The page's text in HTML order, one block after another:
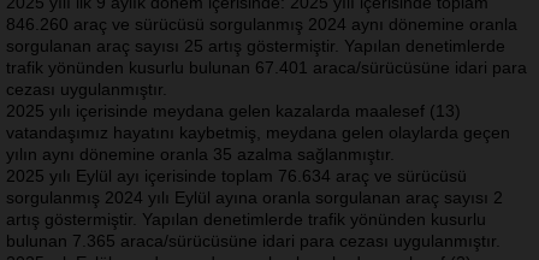
846.260 araç ve sürücüsü sorgulanmış 2024 aynı dönemine oranla
sorgulanan araç sayısı 25 artış göstermiştir. Yapılan denetimlerde
trafik yönünden kusurlu bulunan 67.401 araca/sürücüsüne idari para
cezası uygulanmıştır.
2025 yılı içerisinde meydana gelen kazalarda maalesef (13)
vatandaşımız hayatını kaybetmiş, meydana gelen olaylarda geçen
yılın aynı dönemine oranla 35 azalma sağlanmıştır.
2025 yılı Eylül ayı içerisinde toplam 76.634 araç ve sürücüsü
sorgulanmış 2024 yılı Eylül ayına oranla sorgulanan araç sayısı 2
artış göstermiştir. Yapılan denetimlerde trafik yönünden kusurlu
bulunan 7.365 araca/sürücüsüne idari para cezası uygulanmıştır.